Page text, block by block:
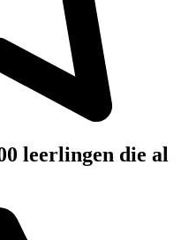
leerlingen die al